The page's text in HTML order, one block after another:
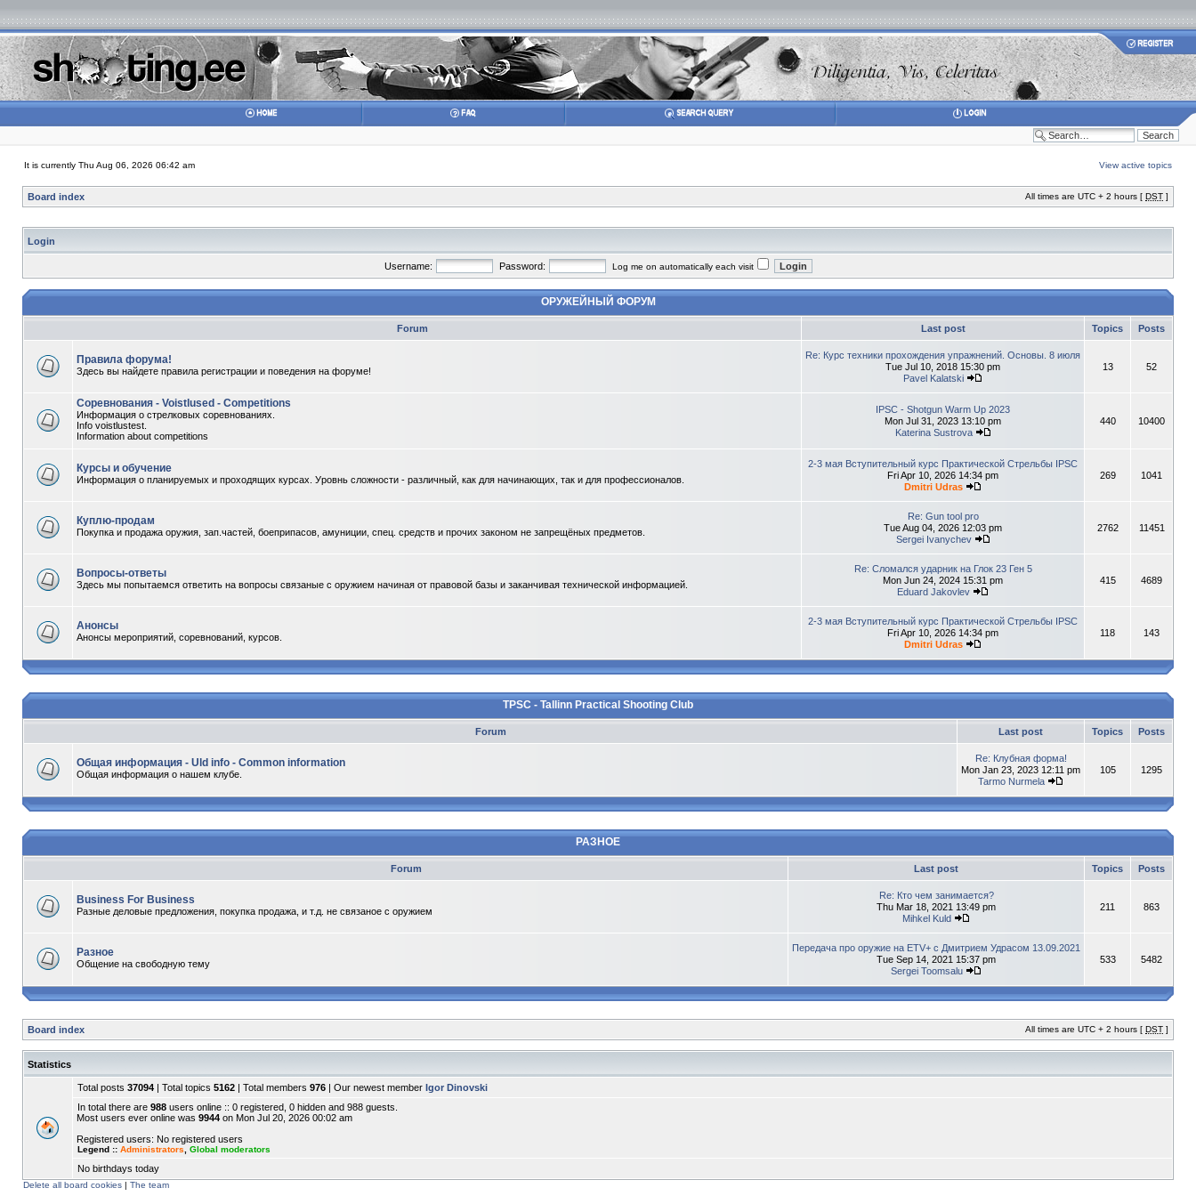
It is currently Thu Aug 06, 2026 06:42 am View active topics
Board index All times are UTC + 2 hours [ DST ]
Login
Username: Password: Log me on automatically each visit
ОРУЖЕЙНЫЙ ФОРУМ
Forum Last post Topics Posts
Правила форума!
Здесь вы найдете правила регистрации и поведения на форуме!
Re: Курс техники прохождения упражнений. Основы. 8 июля
Tue Jul 10, 2018 15:30 pm
Pavel Kalatski
13 52
Соревнования - Voistlused - Competitions
Информация о стрелковых соревнованиях.
Info voistlustest.
Information about competitions
IPSC - Shotgun Warm Up 2023
Mon Jul 31, 2023 13:10 pm
Katerina Sustrova
440 10400
Курсы и обучение
Информация о планируемых и проходящих курсах. Уровнь сложности - различный, как для начинающих, так и для профессионалов.
2-3 мая Вступительный курс Практической Стрельбы IPSC
Fri Apr 10, 2026 14:34 pm
Dmitri Udras
269 1041
Куплю-продам
Покупка и продажа оружия, зап.частей, боеприпасов, амуниции, спец. средств и прочих законом не запрещёных предметов.
Re: Gun tool pro
Tue Aug 04, 2026 12:03 pm
Sergei Ivanychev
2762 11451
Вопросы-ответы
Здесь мы попытаемся ответить на вопросы связаные с оружием начиная от правовой базы и заканчивая технической информацией.
Re: Сломался ударник на Глок 23 Ген 5
Mon Jun 24, 2024 15:31 pm
Eduard Jakovlev
415 4689
Анонсы
Анонсы мероприятий, соревнований, курсов.
2-3 мая Вступительный курс Практической Стрельбы IPSC
Fri Apr 10, 2026 14:34 pm
Dmitri Udras
118 143
TPSC - Tallinn Practical Shooting Club
Forum Last post Topics Posts
Общая информация - Uld info - Common information
Общая информация о нашем клубе.
Re: Клубная форма!
Mon Jan 23, 2023 12:11 pm
Tarmo Nurmela
105 1295
РАЗНОЕ
Forum Last post Topics Posts
Business For Business
Разные деловые предложения, покупка продажа, и т.д. не связаное с оружием
Re: Кто чем занимается?
Thu Mar 18, 2021 13:49 pm
Mihkel Kuld
211 863
Разное
Общение на свободную тему
Передача про оружие на ETV+ с Дмитрием Удрасом 13.09.2021
Tue Sep 14, 2021 15:37 pm
Sergei Toomsalu
533 5482
Board index All times are UTC + 2 hours [ DST ]
Statistics
Total posts 37094 | Total topics 5162 | Total members 976 | Our newest member Igor Dinovski
In total there are 988 users online :: 0 registered, 0 hidden and 988 guests.
Most users ever online was 9944 on Mon Jul 20, 2026 00:02 am
Registered users: No registered users
Legend :: Administrators Global moderators
No birthdays today
Delete all board cookies | The team